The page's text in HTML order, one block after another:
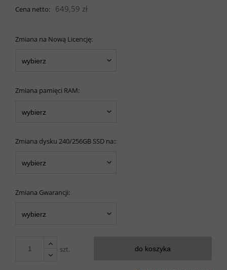
Cena netto: 649,59 zł
Zmiana na Nową Licencję:
Zmiana pamięci RAM:
Zmiana dysku 240/256GB SSD na::
Zmiana Gwarancji:
szt. do koszyka